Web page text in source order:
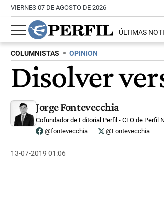
VIERNES 07 DE AGOSTO DE 2026
ÚLTIMAS
COLUMNISTAS OPINION
Disolver
Jorge Fontevecchia
Cofundador de Editorial Perfil - CEO de Perfil
@fontevecchia
@Fontevecchia
13-07-2019 01:06